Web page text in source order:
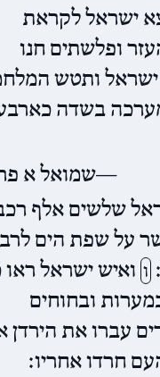
ישראל לקראת
ופלשתים חנו
ותטש
בשדה
שמואל א
שלשים אלף
על שפת הים
ו ואיש ישראל ראו
ובחוחים
עברו את הירדן
חרדו אחריו׃